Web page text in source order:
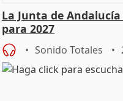
La Junta de
para 2027
Sonido Totales